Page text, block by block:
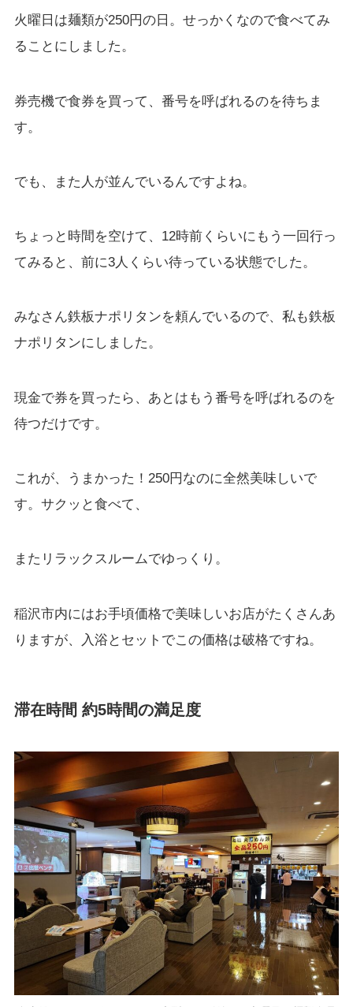
火曜日は麺類が250円の日。せっかくなので食べてみ
ることにしました。
券売機で食券を買って、番号を呼ばれるのを待ちま
す。
でも、また人が並んでいるんですよね。
ちょっと時間を空けて、12時前くらいにもう一回行っ
てみると、前に3人くらい待っている状態でした。
みなさん鉄板ナポリタンを頼んでいるので、私も鉄板
ナポリタンにしました。
現金で券を買ったら、あとはもう番号を呼ばれるのを
待つだけです。
これが、うまかった！250円なのに全然美味しいで
す。サクッと食べて、
またリラックスルームでゆっくり。
稲沢市内にはお手頃価格で美味しいお店がたくさんあ
りますが、入浴とセットでこの価格は破格ですね。
滞在時間 約5時間の満足度